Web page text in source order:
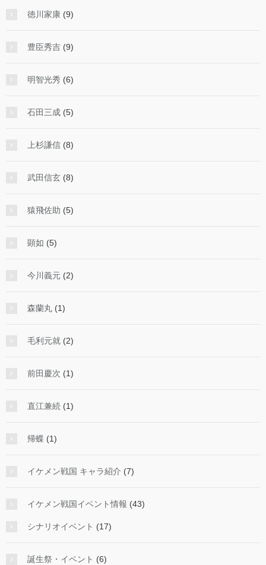
徳川家康 (9)
豊臣秀吉 (9)
明智光秀 (6)
石田三成 (5)
上杉謙信 (8)
武田信玄 (8)
猿飛佐助 (5)
顕如 (5)
今川義元 (2)
森蘭丸 (1)
毛利元就 (2)
前田慶次 (1)
直江兼続 (1)
帰蝶 (1)
イケメン戦国 キャラ紹介 (7)
イケメン戦国イベント情報 (43)
シナリオイベント (17)
誕生祭・イベント (6)